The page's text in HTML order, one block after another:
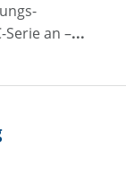
Serie an –...